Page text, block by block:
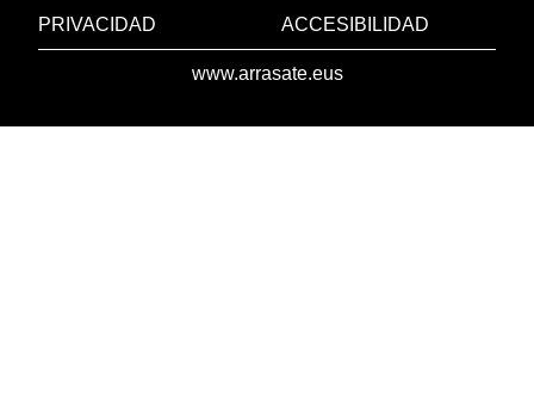
PRIVACIDAD ACCESIBILIDAD
www.arrasate.eus